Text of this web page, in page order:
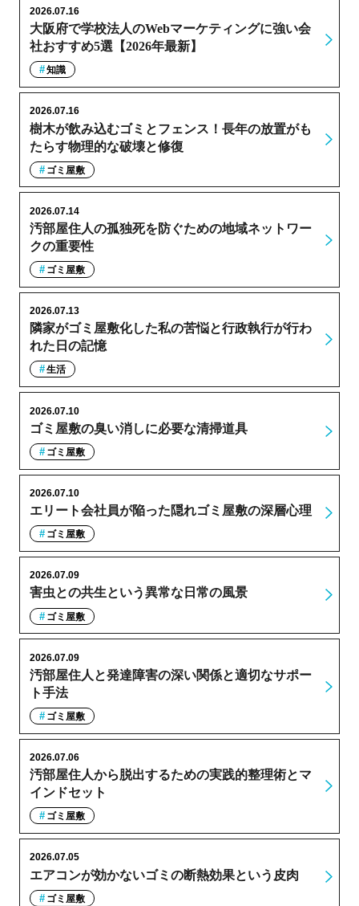
大阪府で学校法人のWebマーケティングに強い会
社おすすめ5選【2026年最新】
2026.07.16
知識
樹木が飲み込むゴミとフェンス！長年の放置がも
たらす物理的な破壊と修復
2026.07.16
ゴミ屋敷
汚部屋住人の孤独死を防ぐための地域ネットワー
クの重要性
2026.07.14
ゴミ屋敷
隣家がゴミ屋敷化した私の苦悩と行政執行が行わ
れた日の記憶
2026.07.13
生活
ゴミ屋敷の臭い消しに必要な清掃道具
2026.07.10
ゴミ屋敷
エリート会社員が陥った隠れゴミ屋敷の深層心理
2026.07.10
ゴミ屋敷
害虫との共生という異常な日常の風景
2026.07.09
ゴミ屋敷
汚部屋住人と発達障害の深い関係と適切なサポー
ト手法
2026.07.09
ゴミ屋敷
汚部屋住人から脱出するための実践的整理術とマ
インドセット
2026.07.06
ゴミ屋敷
エアコンが効かないゴミの断熱効果という皮肉
2026.07.05
ゴミ屋敷